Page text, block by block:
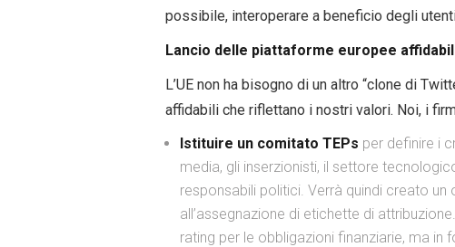
possibile, interoperare a beneficio degli
Lancio delle piattaforme europee
L’UE non ha bisogno di un altro “clone di
affidabili che riflettano i nostri valori. Noi, i
Istituire un comitato TEPs per definire i
media, gli inserzionisti, il settore
responsabili politici. Verrà quindi creato
all’assegnazione di etichette di
rating per le obbligazioni finanziarie, ma